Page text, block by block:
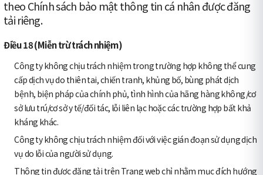
theo Chính sách bảo mật thông tin cá nhân được đăng
tải riêng.
Điều 18 (Miễn trừ trách nhiệm)
Công ty không chịu trách nhiệm trong trường hợp không thể cung
cấp dịch vụ do thiên tai, chiến tranh, khủng bố, bùng phát dịch
bệnh, biện pháp của chính phủ, tình hình của hãng hàng không/cơ
sở lưu trú/cơ sở y tế/đối tác, lỗi liên lạc hoặc các trường hợp bất khả
kháng khác.
Công ty không chịu trách nhiệm đối với việc gián đoạn sử dụng dịch
vụ do lỗi của người sử dụng.
Thông tin được đăng tải trên Trang web chỉ nhằm mục đích hướng